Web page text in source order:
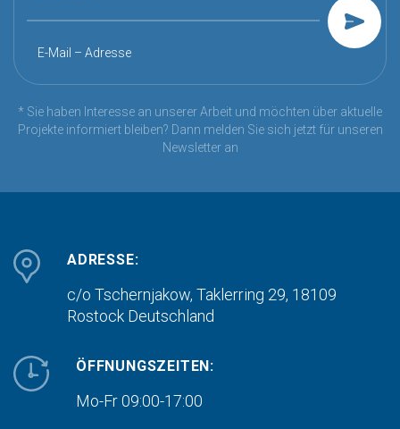
E-Mail – Adresse
* Sie haben Interesse an unserer Arbeit und möchten über aktuelle
Projekte informiert bleiben? Dann melden Sie sich jetzt für unseren
Newsletter an
ADRESSE:
c/o Tschernjakow, Taklerring 29, 18109
Rostock Deutschland
ÖFFNUNGSZEITEN:
Mo-Fr 09:00-17:00